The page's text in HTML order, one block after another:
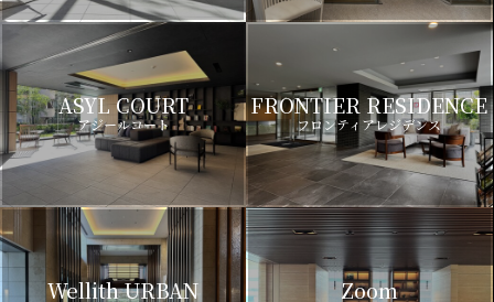
ASYL COURT
アジールコート
FRONTIER RESIDENCE
フロンティアレジデンス
Wellith URBAN Zoom